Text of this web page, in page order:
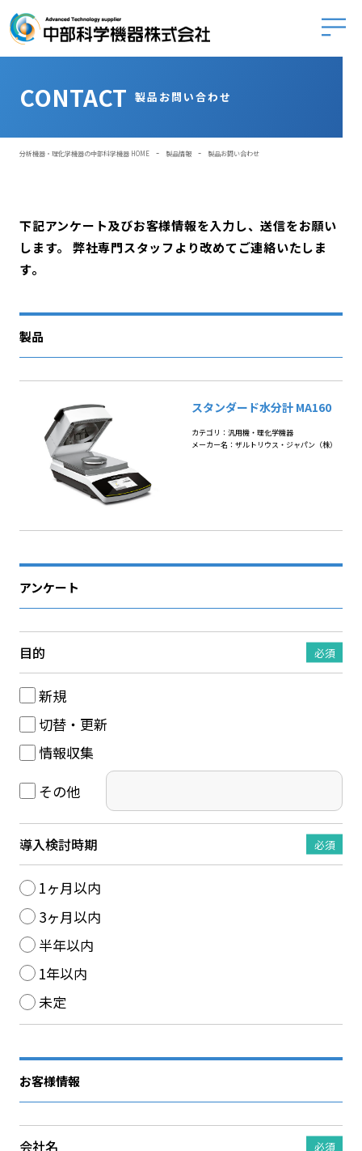
中部科
CONTACT 製品お問い合わせ
分析機器・理化学機器の中部科学機器 HOME - 製品情報 - 製品お問い合わせ
下記アンケート及びお客様情報を入力し、送信をお願い
します。
弊社専門スタッフより改めてご連絡いたしま
す。
製品
スタンダード水分計 MA160
カテゴリ：汎用機・理化学機器
メーカー名：ザルトリウス・ジャパン（株）
アンケート
目的 必須
新規
切替・更新
情報収集
その他
導入検討時期 必須
1ヶ月以内
3ヶ月以内
半年以内
1年以内
未定
お客様情報
会社名 必須